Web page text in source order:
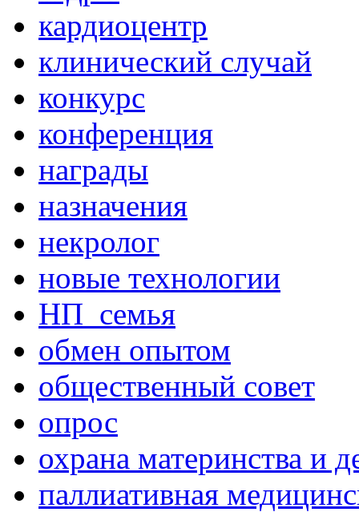
кардиоцентр
клинический случай
конкурс
конференция
награды
назначения
некролог
новые технологии
НП_семья
обмен опытом
общественный совет
опрос
охрана материнства и
паллиативная